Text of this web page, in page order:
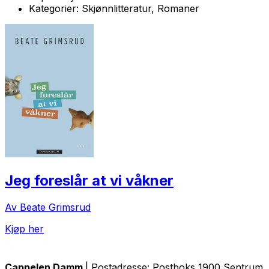
Kategorier: Skjønnlitteratur, Romaner
Jeg foreslår at vi våkner
Av Beate Grimsrud
Kjøp her